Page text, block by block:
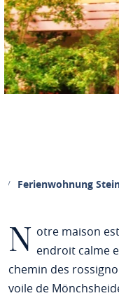
Ferienwohnung
N otre maison
endroit calme
chemin des
voile de